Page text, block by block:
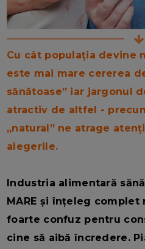
Cu cât populația devine
este mai mare cererea
sănătoase” iar jargonul
atractiv de altfel -
„natural” ne atrage
alegerile.
Industria alimentară
MARE și înțeleg
foarte confuz pentru
cine să aibă încredere.